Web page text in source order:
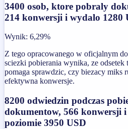
3400 osob, ktore pobraly
214 konwersji i wydalo 1280
Wynik: 6,29%
Z tego opracowanego w oficjalnym
sciezki pobierania wynika, ze
pomaga sprawdzic, czy biezacy miks
efektywna konwersje.
8200 odwiedzin podczas
dokumentow, 566 konwersji
poziomie 3950 USD